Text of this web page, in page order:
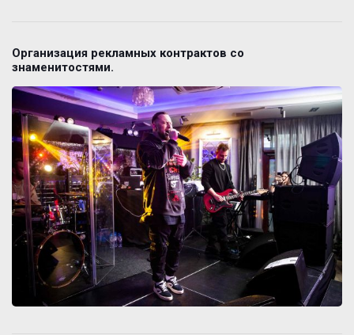
Организация рекламных контрактов со
знаменитостями.